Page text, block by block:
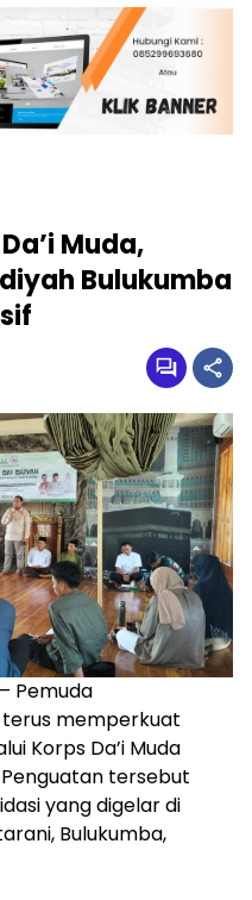
Muda,
Bulukumba
Pemuda
memperkuat
Korps Da’i Muda
Penguatan tersebut
yang digelar di
Bulukumba,